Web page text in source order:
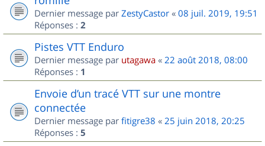
Dernier message par ZestyCastor « 08 juil. 2019, 19:51
Réponses : 2
Pistes VTT Enduro
Dernier message par utagawa « 22 août 2018, 08:00
Réponses : 1
Envoie d’un tracé VTT sur une montre
connectée
Dernier message par fitigre38 « 25 juin 2018, 20:25
Réponses : 5